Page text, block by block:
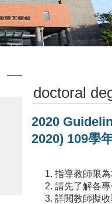
doctoral
2020
2020) 109學
指導教師限為
請先了解各專
詳閱教師擬